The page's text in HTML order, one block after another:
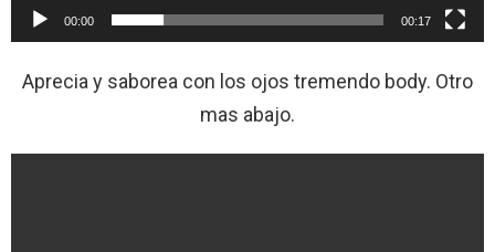
00:00 00:17
Aprecia y saborea con los ojos tremendo body. Otro
mas abajo.